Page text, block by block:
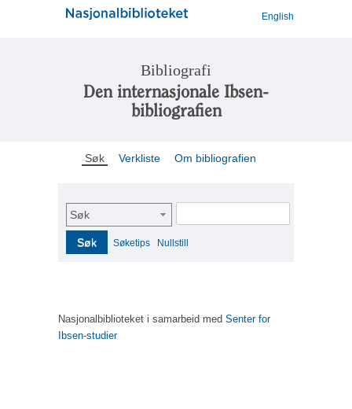
English
Bibliografi
Den internasjonale Ibsen-
bibliografien
Søk Verkliste Om bibliografien
Søk
Søk Søketips Nullstill
Nasjonalbiblioteket i samarbeid med Senter for
Ibsen-studier